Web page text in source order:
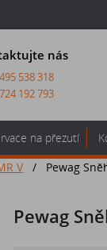
nás
538 318
192 793
na přezutí
V / Pewag
Pewag